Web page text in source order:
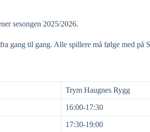
sesongen 2025/2026.
gang til gang. Alle spillere må følge med på
Trym Haugnes Rygg
16:00-17:30
17:30-19:00